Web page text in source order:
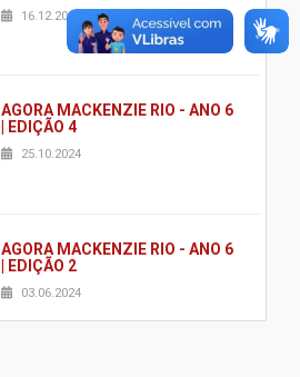
16.12.2024
AGORA MACKENZIE RIO - ANO 6
| EDIÇÃO 4
25.10.2024
AGORA MACKENZIE RIO - ANO 6
| EDIÇÃO 2
03.06.2024